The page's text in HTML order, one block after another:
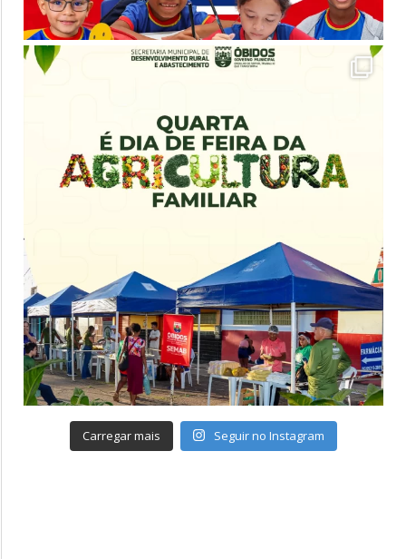
Carregar mais Seguir no Instagram